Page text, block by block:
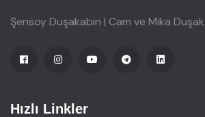
Şensoy Duşakabin | Cam ve Mika
Hızlı Linkler